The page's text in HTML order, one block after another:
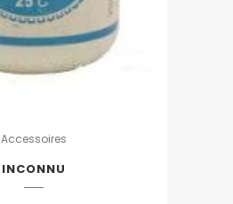
Accessoires
INCONNU